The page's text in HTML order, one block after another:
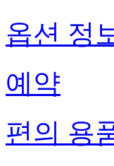
옵션 정
예약
편의 용